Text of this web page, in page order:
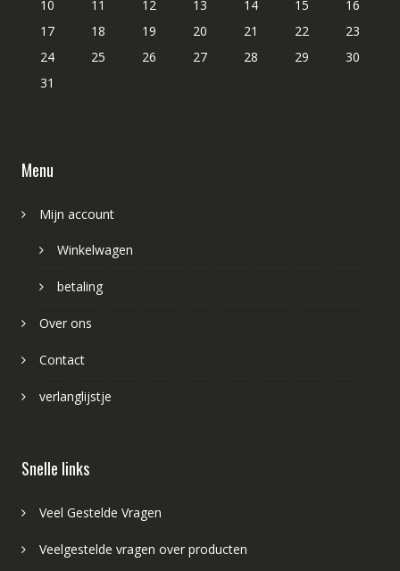
10
11 12 13 14 15
16
17
18 19 20 21 22
23
24
25 26 27 28 29
30
31
Menu
Mijn account
Winkelwagen
betaling
Over ons
Contact
verlanglijstje
Snelle links
Veel Gestelde Vragen
Veelgestelde vragen over producten